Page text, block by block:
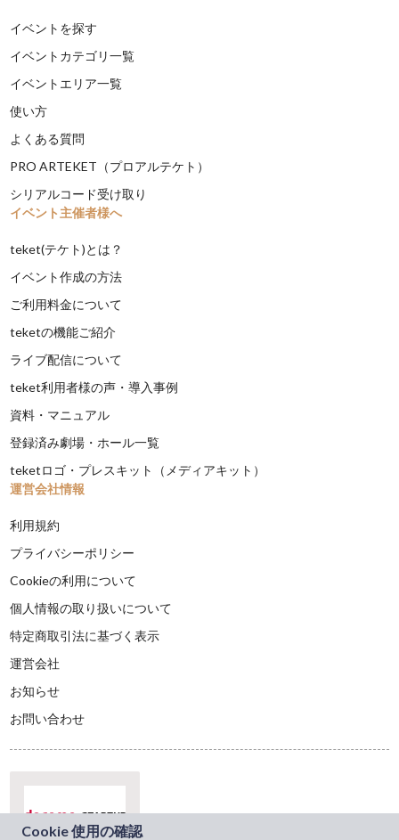
イベントを探す
イベントカテゴリ一覧
イベントエリア一覧
使い方
よくある質問
PRO ARTEKET（プロアルテケト）
シリアルコード受け取り
イベント主催者様へ
teket(テケト)とは？
イベント作成の方法
ご利用料金について
teketの機能ご紹介
ライブ配信について
teket利用者様の声・導入事例
資料・マニュアル
登録済み劇場・ホール一覧
teketロゴ・プレスキット（メディアキット）
運営会社情報
利用規約
プライバシーポリシー
Cookieの利用について
個人情報の取り扱いについて
特定商取引法に基づく表示
運営会社
お知らせ
お問い合わせ